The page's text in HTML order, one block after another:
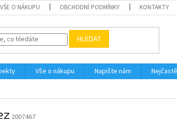
VŠE O NÁKUPU OBCHODNÍ PODMÍNKY KONTAKTY
HLEDAT
Vše o nákupu Napište nám